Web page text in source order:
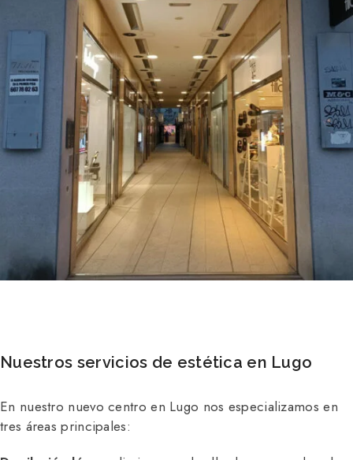
Nuestros servicios de estética en Lugo
En nuestro nuevo centro en Lugo nos especializamos en
tres áreas principales: